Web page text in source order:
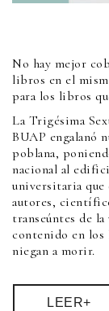
No hay mejor
libros en el
para los libros
La Trigésima
BUAP engalanó
poblana,
nacional al
universitaria que
autores,
transeúntes de
contenido en los
niegan a morir.
LEER+